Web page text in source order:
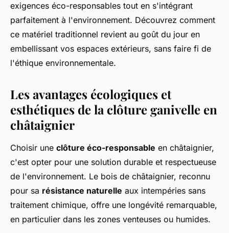
exigences éco-responsables tout en s'intégrant
parfaitement à l'environnement. Découvrez comment
ce matériel traditionnel revient au goût du jour en
embellissant vos espaces extérieurs, sans faire fi de
l'éthique environnementale.
Les avantages écologiques et
esthétiques de la clôture ganivelle en
châtaignier
Choisir une clôture éco-responsable en châtaignier,
c'est opter pour une solution durable et respectueuse
de l'environnement. Le bois de châtaignier, reconnu
pour sa résistance naturelle aux intempéries sans
traitement chimique, offre une longévité remarquable,
en particulier dans les zones venteuses ou humides.